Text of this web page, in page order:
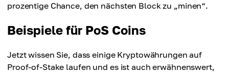
prozentige Chance, den nächsten Block zu „minen“.
Beispiele für PoS Coins
Jetzt wissen Sie, dass einige Kryptowährungen auf
Proof-of-Stake laufen und es ist auch erwähnenswert,